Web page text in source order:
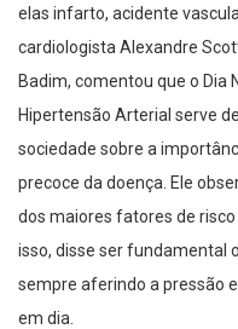
elas infarto, acidente
cardiologista Alexandre
Badim, comentou que o Dia
Hipertensão Arterial serve
sociedade sobre a
precoce da doença. Ele
dos maiores fatores de
isso, disse ser fundamental
sempre aferindo a pressão
em dia.